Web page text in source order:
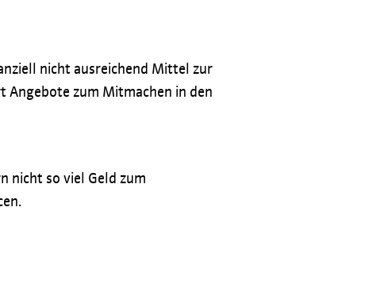
nicht ausreichend Mittel zur
Angebote zum Mitmachen in den
nicht so viel Geld zum